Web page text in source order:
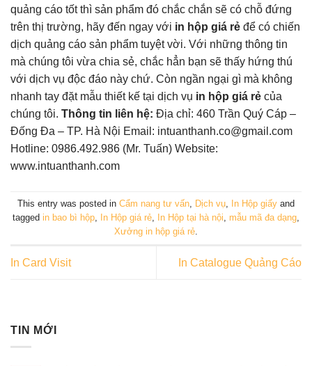
quảng cáo tốt thì sản phẩm đó chắc chắn sẽ có chỗ đứng
trên thị trường, hãy đến ngay với in hộp giá rẻ để có chiến
dịch quảng cáo sản phẩm tuyệt vời. Với những thông tin
mà chúng tôi vừa chia sẻ, chắc hẳn bạn sẽ thấy hứng thú
với dịch vụ độc đáo này chứ. Còn ngần ngại gì mà không
nhanh tay đặt mẫu thiết kế tại dịch vụ in hộp giá rẻ của
chúng tôi. Thông tin liên hệ: Địa chỉ: 460 Trần Quý Cáp –
Đống Đa – TP. Hà Nội Email: intuanthanh.co@gmail.com
Hotline: 0986.492.986 (Mr. Tuấn) Website:
www.intuanthanh.com
This entry was posted in Cẩm nang tư vấn Dịch vụ In Hộp giấy and
tagged in bao bì hộp In Hộp giá rẻ In Hộp tại hà nội mẫu mã đa dạng
Xưởng in hộp giá rẻ
In Card Visit In Catalogue Quảng Cáo
TIN MỚI